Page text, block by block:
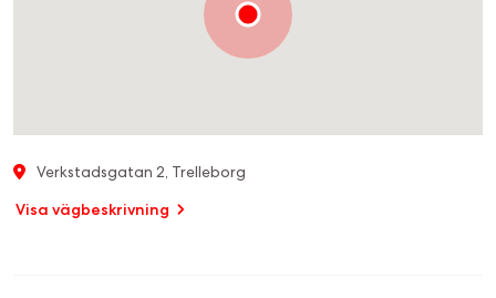
Verkstadsgatan 2, Trelleborg
Visa vägbeskrivning